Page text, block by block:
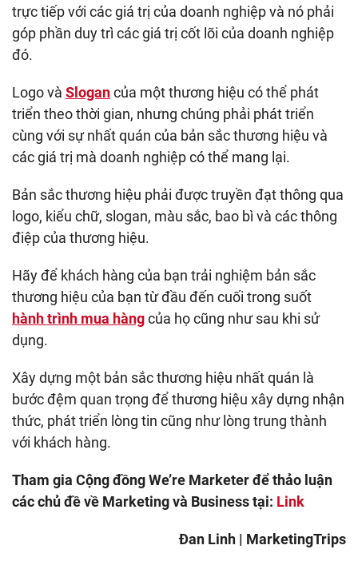
trực tiếp với các giá trị của doanh nghiệp và nó phải
góp phần duy trì các giá trị cốt lõi của doanh nghiệp
đó.
Logo và Slogancủa một thương hiệu có thể phát
triển theo thời gian, nhưng chúng phải phát triển
cùng với sự nhất quán của bản sắc thương hiệu và
các giá trị mà doanh nghiệp có thể mang lại.
Bản sắc thương hiệu phải được truyền đạt thông qua
logo, ​​kiểu chữ, slogan, màu sắc, bao bì và các thông
điệp của thương hiệu.
Hãy để khách hàng của bạn trải nghiệm bản sắc
thương hiệu của bạn từ đầu đến cuối trong suốt
hành trình mua hàngcủa họ cũng như sau khi sử
dụng.
Xây dựng một bản sắc thương hiệu nhất quán là
bước đệm quan trọng để thương hiệu xây dựng nhận
thức, phát triển lòng tin cũng như lòng trung thành
với khách hàng.
Tham gia Cộng đồng We’re Marketer để thảo luận
các chủ đề về Marketing và Business tại: Link
Đan Linh | MarketingTrips